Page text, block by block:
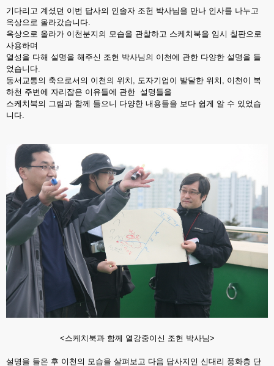
기다리고 계셨던 이번 답사의 인솔자 조헌 박사님을 만나 인사를 나누고
옥상으로 올라갔습니다.
옥상으로 올라가 이천분지의 모습을 관찰하고 스케치북을 임시 칠판으로
사용하며
열성을 다해 설명을 해주신 조헌 박사님의 이천에 관한 다양한 설명을 들
었습니다.
동서교통의 축으로서의 이천의 위치, 도자기업이 발달한 위치, 이천이 복
하천 주변에 자리잡은 이유들에 관한 설명들을
스케치북의 그림과 함께 들으니 다양한 내용들을 보다 쉽게 알 수 있었습
니다.
<스케치북과 함께 열강중이신 조헌 박사님>
설명을 들은 후 이천의 모습을 살펴보고 다음 답사지인 신대리 풍화층 단